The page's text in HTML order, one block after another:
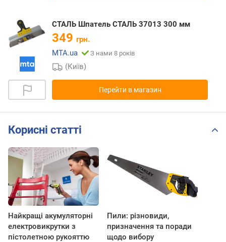
СТАЛЬ Шпатель СТАЛЬ 37013 300 мм
349 грн.
MTA.ua
З нами 8 років
(Київ)
Перейти в магазин
Корисні статті
Найкращі акумуляторні
електровикрутки з
пістолетною рукояттю
Пили: різновиди,
призначення та поради
щодо вибору